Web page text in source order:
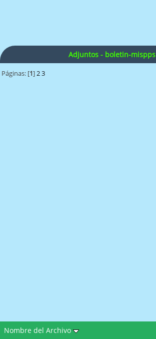
Adjuntos - boletin-mispps
Páginas: [1]2 3
Nombre del Archivo